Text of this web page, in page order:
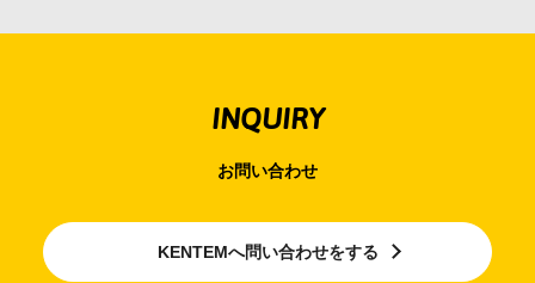
採用情報
お問合せ・申込INQUIRY
お問い合わせ
KENTEMへ問い合わせをする